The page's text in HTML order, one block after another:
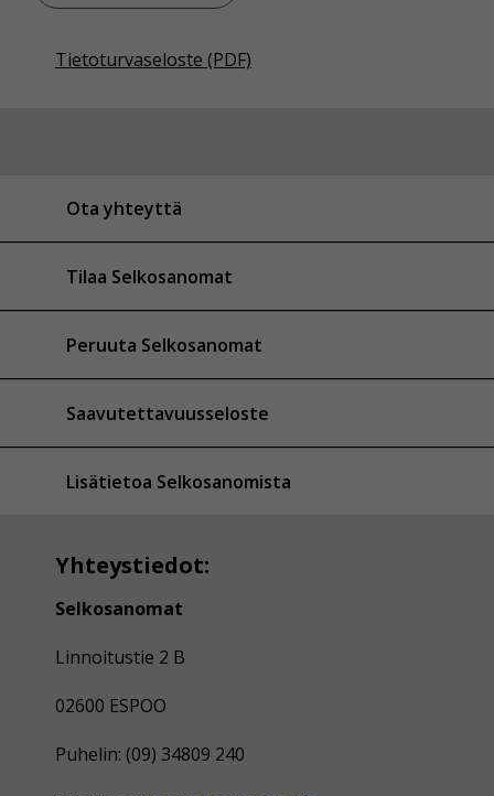
Tietoturvaseloste (PDF)
Ota yhteyttä
Tilaa Selkosanomat
Peruuta Selkosanomat
Saavutettavuusseloste
Lisätietoa Selkosanomista
Yhteystiedot:
Selkosanomat
Linnoitustie 2 B
02600 ESPOO
Puhelin: (09) 34809 240